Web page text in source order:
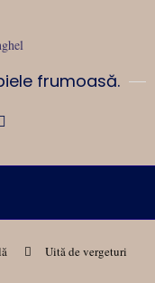
frumoasă.
Uită de vergeturi